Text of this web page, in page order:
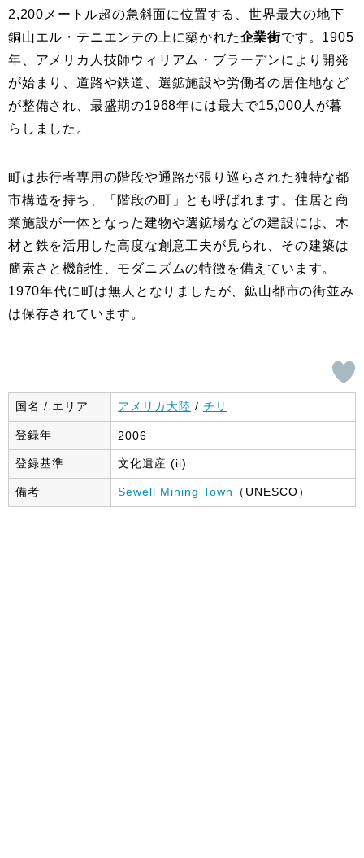
2,200メートル超の急斜面に位置する、世界最大の地下
銅山エル・テニエンテの上に築かれた企業街です。1905
年、アメリカ人技師ウィリアム・ブラーデンにより開発
が始まり、道路や鉄道、選鉱施設や労働者の居住地など
が整備され、最盛期の1968年には最大で15,000人が暮
らしました。
町は歩行者専用の階段や通路が張り巡らされた独特な都
市構造を持ち、「階段の町」とも呼ばれます。住居と商
業施設が一体となった建物や選鉱場などの建設には、木
材と鉄を活用した高度な創意工夫が見られ、その建築は
簡素さと機能性、モダニズムの特徴を備えています。
1970年代に町は無人となりましたが、鉱山都市の街並み
は保存されています。
国名 / エリア アメリカ大陸 / チリ
登録年 2006
登録基準 文化遺産 (ii)
備考 Sewell Mining Town （UNESCO）